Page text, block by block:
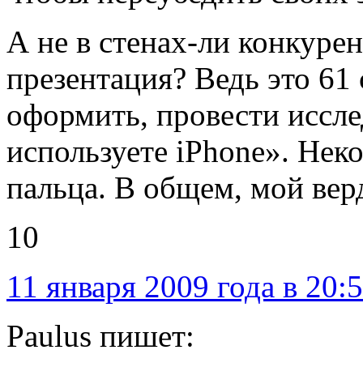
А не в стенах-ли
презентация? Ведь это
оформить, провести
используете iPhone».
пальца. В общем, мой
10
11 января 2009 года в
Paulus пишет: